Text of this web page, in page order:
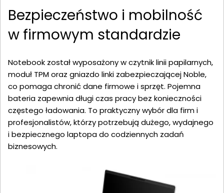
Bezpieczeństwo i mobilność
w firmowym standardzie
Notebook został wyposażony w czytnik linii papilarnych,
moduł TPM oraz gniazdo linki zabezpieczającej Noble,
co pomaga chronić dane firmowe i sprzęt. Pojemna
bateria zapewnia długi czas pracy bez konieczności
częstego ładowania. To praktyczny wybór dla firm i
profesjonalistów, którzy potrzebują dużego, wydajnego
i bezpiecznego laptopa do codziennych zadań
biznesowych.